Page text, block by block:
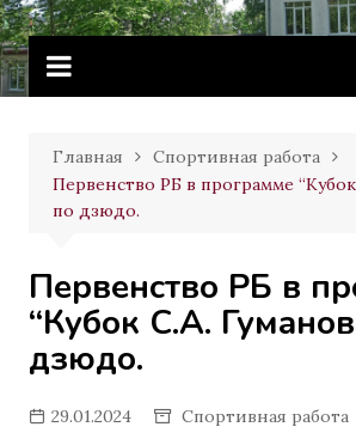
Перейти
к
содержимому
Витебское
училище
Главная
Спортивная работа
Первенство РБ в программе
по дзюдо.
Первенство РБ в
“Кубок С.А.
дзюдо.
29.01.2024 Спортивная работа